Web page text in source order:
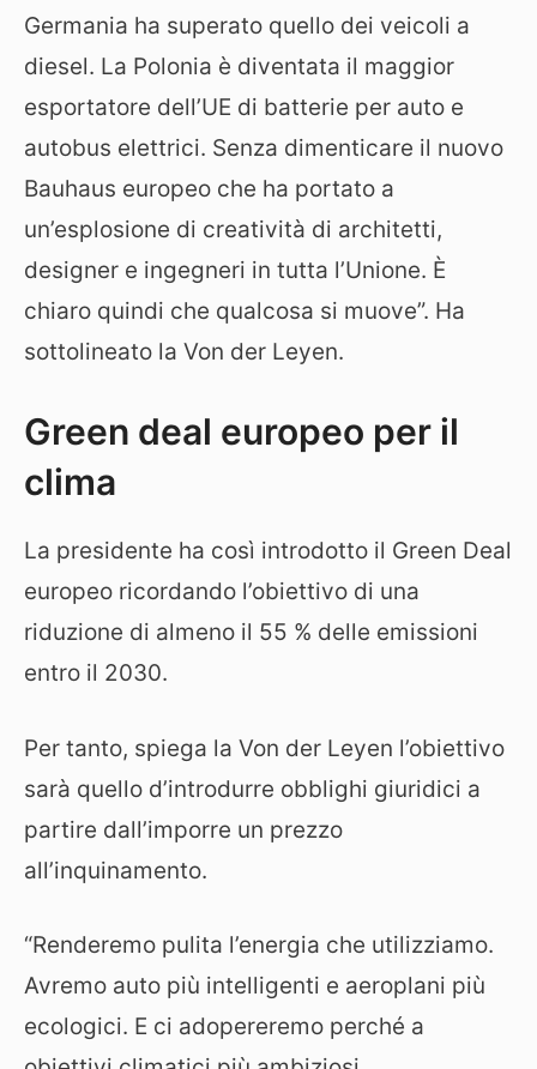
Germania ha superato quello dei veicoli a
diesel. La Polonia è diventata il maggior
esportatore dell’UE di batterie per auto e
autobus elettrici. Senza dimenticare il nuovo
Bauhaus europeo che ha portato a
un’esplosione di creatività di architetti,
designer e ingegneri in tutta l’Unione. È
chiaro quindi che qualcosa si muove”. Ha
sottolineato la Von der Leyen.
Green deal europeo per il
clima
La presidente ha così introdotto il Green Deal
europeo ricordando l’obiettivo di una
riduzione di almeno il 55 % delle emissioni
entro il 2030.
Per tanto, spiega la Von der Leyen l’obiettivo
sarà quello d’introdurre obblighi giuridici a
partire dall’imporre un prezzo
all’inquinamento.
“Renderemo pulita l’energia che utilizziamo.
Avremo auto più intelligenti e aeroplani più
ecologici. E ci adopereremo perché a